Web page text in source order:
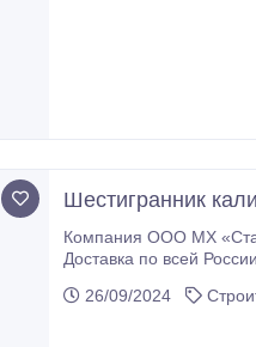
Шестигранник
Компания ООО МХ «Стали Урала»
Доставка по всей России (от 100кг), экспорт в страны СНГ. * Шестигранник
385000 руб.
26/09/2024